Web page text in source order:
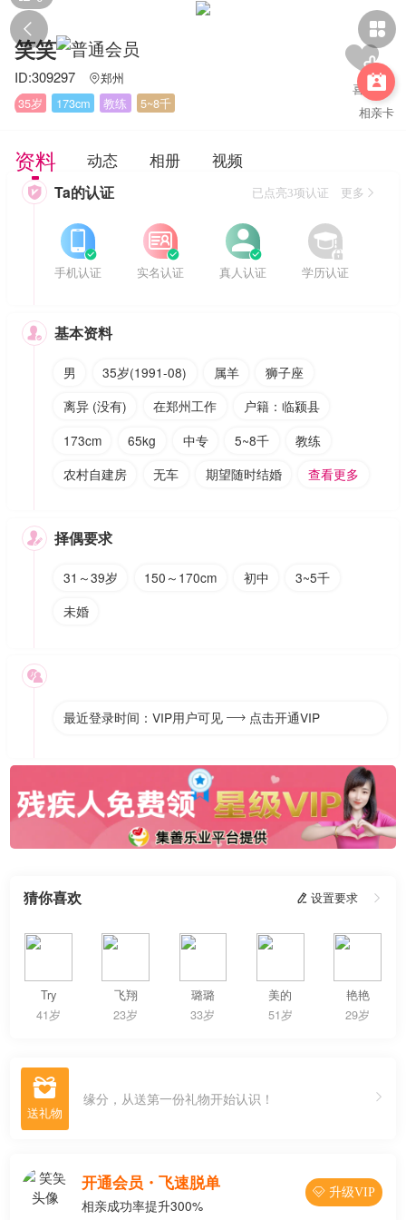
 

相亲卡
笑笑
ID:309297 郑州
35岁
173cm 教练 5~8千
资料 动态 相册 视频
 Ta的认证 已点亮3项认证 更多


手机认证


实名认证


真人认证


学历认证
 基本资料
男 35岁(1991-08) 属羊
狮子座
离异 (没有)
在郑州工作
户籍：临颍县
173cm
65kg 中专 5~8千
教练
农村自建房
无车 期望随时结婚 查看更多
 择偶要求
31～39岁 150～170cm 初中
3~5千
未婚

最近登录时间：VIP用户可见  点击开通VIP
猜你喜欢  设置要求 
Try
41岁
飞翔
23岁
璐璐
33岁
美的
51岁
艳艳
29岁
 缘分，从送第一份礼物开始认识！
开通会员・飞速脱单
相亲成功率提升300%
 升级VIP